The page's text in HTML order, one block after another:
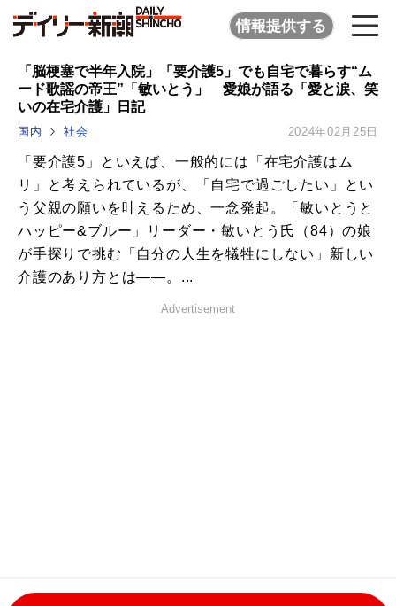
情報提供する
「脳梗塞で半年入院」「要介護5」でも自宅で暮らす“ム
ード歌謡の帝王”「敏いとう」 愛娘が語る「愛と涙、笑
いの在宅介護」日記
国内 社会 2024年02月25日
「要介護5」といえば、一般的には「在宅介護はム
リ」と考えられているが、「自宅で過ごしたい」とい
う父親の願いを叶えるため、一念発起。「敏いとうと
ハッピー&ブルー」リーダー・敏いとう氏（84）の娘
が手探りで挑む「自分の人生を犠牲にしない」新しい
介護のあり方とは――。...
Advertisement